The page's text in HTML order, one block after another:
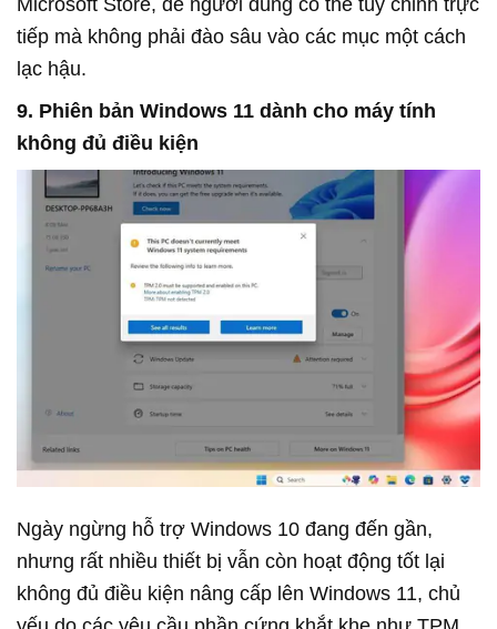
Microsoft Store, để người dùng có thể tùy chỉnh trực
tiếp mà không phải đào sâu vào các mục một cách
lạc hậu.
9. Phiên bản Windows 11 dành cho máy tính
không đủ điều kiện
Ngày ngừng hỗ trợ Windows 10 đang đến gần,
nhưng rất nhiều thiết bị vẫn còn hoạt động tốt lại
không đủ điều kiện nâng cấp lên Windows 11, chủ